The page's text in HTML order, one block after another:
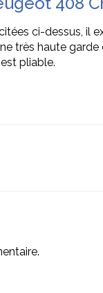
ci-dessus, il
très haute
pliable.